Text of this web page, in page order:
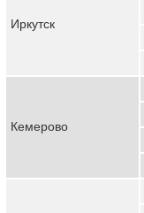
Иркутск
Кемерово